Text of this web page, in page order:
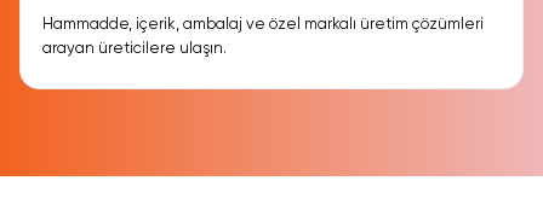
Hammadde, içerik, ambalaj ve özel markalı üretim çözümleri
arayan üreticilere ulaşın.